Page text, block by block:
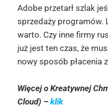
Adobe przetarł szlak
sprzedaży programów.
warto. Czy inne firmy
już jest ten czas, że
nowy sposób płacenia
Więcej o Kreatywnej
Cloud) – klik